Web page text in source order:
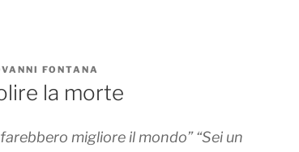
FONTANA
la morte
migliore il mondo”“Sei un